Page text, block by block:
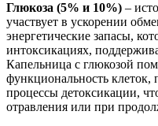
Глюкоза (5% и 10%) –
участвует в ускорении
энергетические запасы,
интоксикациях,
Капельница с глюкозой
функциональность клеток,
процессы детоксикации,
отравления или при